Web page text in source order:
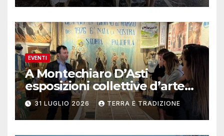
EVENTI
A Montechiaro D’Asti
esposizioni collettive d’arte
contemporanea
31 LUGLIO 2026 TERRA E TRADIZIONE